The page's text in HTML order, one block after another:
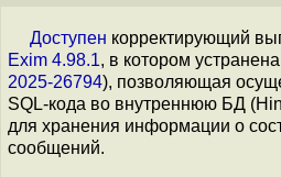
Доступен корректирующий
Exim 4.98.1, в котором устранена
2025-26794), позволяющая
SQL-кода во внутреннюю БД
для хранения информации о
сообщений.